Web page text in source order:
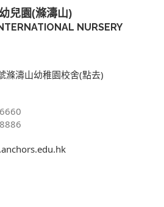
兒園(滌濤山)
NURSERY
滌濤山幼稚園校舍(點去)